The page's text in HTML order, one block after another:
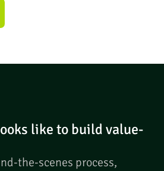
like to build value-
the-scenes process,